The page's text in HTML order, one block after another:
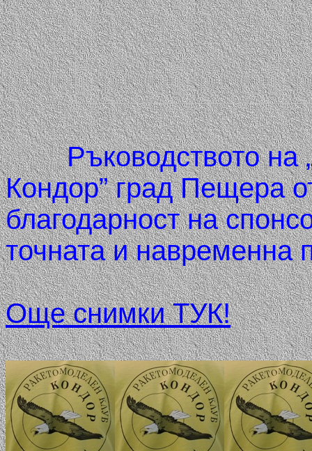
Ръководството на
Кондор” град Пещера
благодарност на
точната и навременна
Още снимки ТУК!